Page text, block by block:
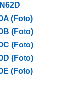
(Foto)
(Foto)
(Foto)
(Foto)
(Foto)